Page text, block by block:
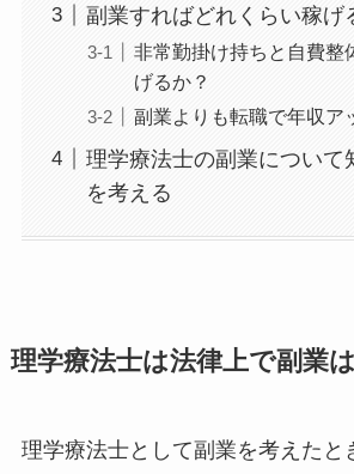
副業すればどれくらい稼げ
非常勤掛け持ちと自費整
げるか？
副業よりも転職で年収ア
理学療法士の副業について
を考える
理学療法士は法律上で副業
理学療法士として副業を考えたと